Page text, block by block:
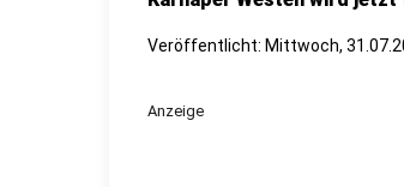
Veröffentlicht: Mittwoch,
Anzeige